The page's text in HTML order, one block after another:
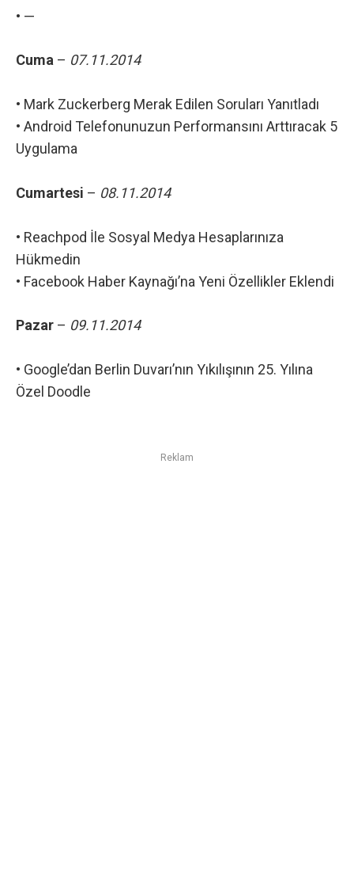
• —
Cuma – 07.11.2014
• Mark Zuckerberg Merak Edilen Soruları Yanıtladı
• Android Telefonunuzun Performansını Arttıracak 5
Uygulama
Cumartesi – 08.11.2014
• Reachpod İle Sosyal Medya Hesaplarınıza
Hükmedin
• Facebook Haber Kaynağı’na Yeni Özellikler Eklendi
Pazar – 09.11.2014
• Google’dan Berlin Duvarı’nın Yıkılışının 25. Yılına
Özel Doodle
Reklam